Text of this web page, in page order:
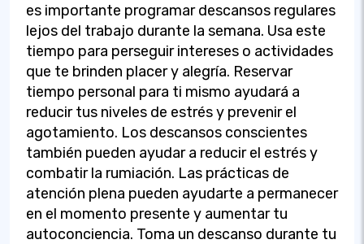
es importante programar descansos regulares
lejos del trabajo durante la semana. Usa este
tiempo para perseguir intereses o actividades
que te brinden placer y alegría. Reservar
tiempo personal para ti mismo ayudará a
reducir tus niveles de estrés y prevenir el
agotamiento. Los descansos conscientes
también pueden ayudar a reducir el estrés y
combatir la rumiación. Las prácticas de
atención plena pueden ayudarte a permanecer
en el momento presente y aumentar tu
autoconciencia. Toma un descanso durante tu